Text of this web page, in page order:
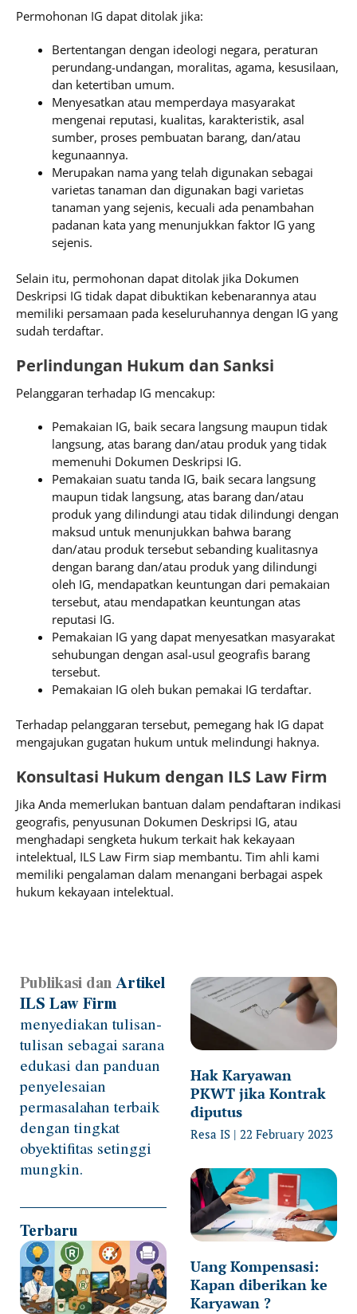
Permohonan IG dapat ditolak jika:
Bertentangan dengan ideologi negara, peraturan
perundang-undangan, moralitas, agama, kesusilaan,
dan ketertiban umum.
Menyesatkan atau memperdaya masyarakat
mengenai reputasi, kualitas, karakteristik, asal
sumber, proses pembuatan barang, dan/atau
kegunaannya.
Merupakan nama yang telah digunakan sebagai
varietas tanaman dan digunakan bagi varietas
tanaman yang sejenis, kecuali ada penambahan
padanan kata yang menunjukkan faktor IG yang
sejenis.
Selain itu, permohonan dapat ditolak jika Dokumen
Deskripsi IG tidak dapat dibuktikan kebenarannya atau
memiliki persamaan pada keseluruhannya dengan IG yang
sudah terdaftar.
Perlindungan Hukum dan Sanksi
Pelanggaran terhadap IG mencakup:
Pemakaian IG, baik secara langsung maupun tidak
langsung, atas barang dan/atau produk yang tidak
memenuhi Dokumen Deskripsi IG.
Pemakaian suatu tanda IG, baik secara langsung
maupun tidak langsung, atas barang dan/atau
produk yang dilindungi atau tidak dilindungi dengan
maksud untuk menunjukkan bahwa barang
dan/atau produk tersebut sebanding kualitasnya
dengan barang dan/atau produk yang dilindungi
oleh IG, mendapatkan keuntungan dari pemakaian
tersebut, atau mendapatkan keuntungan atas
reputasi IG.
Pemakaian IG yang dapat menyesatkan masyarakat
sehubungan dengan asal-usul geografis barang
tersebut.
Pemakaian IG oleh bukan pemakai IG terdaftar.
Terhadap pelanggaran tersebut, pemegang hak IG dapat
mengajukan gugatan hukum untuk melindungi haknya.
Konsultasi Hukum dengan ILS Law Firm
Jika Anda memerlukan bantuan dalam pendaftaran indikasi
geografis, penyusunan Dokumen Deskripsi IG, atau
menghadapi sengketa hukum terkait hak kekayaan
intelektual, ILS Law Firm siap membantu. Tim ahli kami
memiliki pengalaman dalam menangani berbagai aspek
hukum kekayaan intelektual.
Publikasi danArtikel
ILS Law Firm
menyediakan tulisan-
tulisan sebagai sarana
edukasi dan panduan
penyelesaian
permasalahan terbaik
dengan tingkat
obyektifitas setinggi
mungkin.
Terbaru
Hak Karyawan
PKWT jika Kontrak
diputus
Resa IS 22 February 2023
Uang Kompensasi:
Kapan diberikan ke
Karyawan ?
Page Page PagePage